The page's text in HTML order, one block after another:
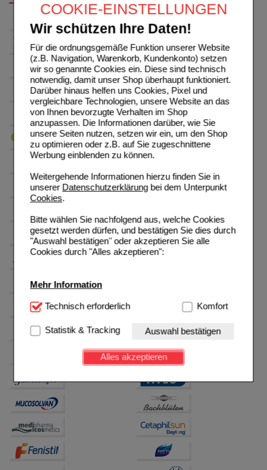
COOKIE-EINSTELLUNGEN
Wir schützen Ihre Daten!
Für die ordnungsgemäße Funktion unserer Website
(z.B. Navigation, Warenkorb, Kundenkonto) setzen
wir so genannte Cookies ein. Diese sind technisch
notwendig, damit unser Shop überhaupt funktioniert.
Darüber hinaus helfen uns Cookies, Pixel und
vergleichbare Technologien, unsere Website an das
von Ihnen bevorzugte Verhalten im Shop
anzupassen. Die Informationen darüber, wie Sie
unsere Seiten nutzen, setzen wir ein, um den Shop
zu optimieren oder z.B. auf Sie zugeschnittene
Werbung einblenden zu können.
Weitergehende Informationen hierzu finden Sie in
unserer Datenschutzerklärungbei dem Unterpunkt
Cookies.
Bitte wählen Sie nachfolgend aus, welche Cookies
gesetzt werden dürfen, und bestätigen Sie dies durch
"Auswahl bestätigen" oder akzeptieren Sie alle
Cookies durch "Alles akzeptieren":
Mehr Information
Technisch Notwendig:Hierbei handelt es sich um
Website notwendig sind (z.B. Navigation, Warenkorb,
Kundenkonto), weshalb auf diese nicht verzichtet
werden kann.
Einkaufserlebnis noch ansprechender zu gestalten,
Besuchers oder unsere Seite an bevorzugte
Verhaltensweisen (z.B. Spracheinstellung)
anzupassen. Komfort-Cookies ermöglichen es uns
auch auf Ihre Bedürfnisse zugeschrittene Inhalte
anzuzeigen und unser Partnerprogramm zu
betreiben.
Technisch erforderlich Komfort
Statistik & Tracking Auswahl bestätigen
Alles akzeptieren